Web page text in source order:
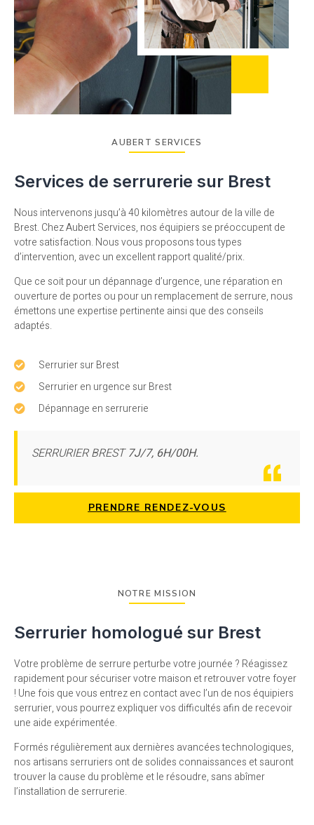
AUBERT SERVICES
Services de serrurerie sur Brest
Nous intervenons jusqu’à 40 kilomètres autour de la ville de
Brest. Chez Aubert Services, nos équipiers se préoccupent de
votre satisfaction. Nous vous proposons tous types
d’intervention, avec un excellent rapport qualité/prix.
Que ce soit pour un dépannage d’urgence, une réparation en
ouverture de portes ou pour un remplacement de serrure, nous
émettons une expertise pertinente ainsi que des conseils
adaptés.
Serrurier sur Brest
Serrurier en urgence sur Brest
Dépannage en serrurerie
SERRURIER BREST7J/7, 6H/00H.
PRENDRE RENDEZ-VOUS
NOTRE MISSION
Serrurier homologué sur Brest
Votre problème de serrure perturbe votre journée ? Réagissez
rapidement pour sécuriser votre maison et retrouver votre foyer
! Une fois que vous entrez en contact avec l’un de nos équipiers
serrurier, vous pourrez expliquer vos difficultés afin de recevoir
une aide expérimentée.
Formés régulièrement aux dernières avancées technologiques,
nos artisans serruriers ont de solides connaissances et sauront
trouver la cause du problème et le résoudre, sans abîmer
l’installation de serrurerie.